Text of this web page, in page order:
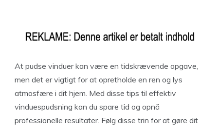
At pudse vinduer kan være en tidskrævende opgave,
men det er vigtigt for at opretholde en ren og lys
atmosfære i dit hjem. Med disse tips til effektiv
vinduespudsning kan du spare tid og opnå
professionelle resultater. Følg disse trin for at gøre dit